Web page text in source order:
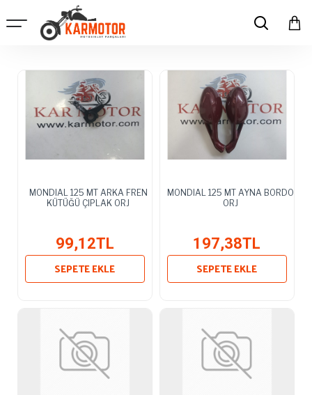
MONDIAL 125 MT ARKA FREN
KÜTÜĞÜ ÇIPLAK ORJ
99,12TL
SEPETE EKLE
MONDIAL 125 MT AYNA BORDO
ORJ
197,38TL
SEPETE EKLE